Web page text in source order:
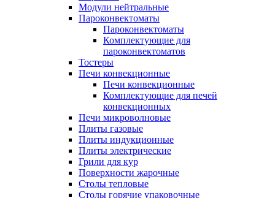
Модули нейтральные
Пароконвектоматы
Пароконвектоматы
Комплектующие для
пароконвектоматов
Тостеры
Печи конвекционные
Печи конвекционные
Комплектующие для печей
конвекционных
Печи микроволновые
Плиты газовые
Плиты индукционные
Плиты электрические
Грили для кур
Поверхности жарочные
Столы тепловые
Столы горячие упаковочные